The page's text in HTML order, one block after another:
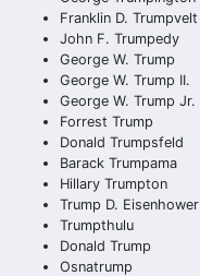
Franklin D. Trumpvelt
John F. Trumpedy
George W. Trump
George W. Trump II.
George W. Trump Jr.
Forrest Trump
Donald Trumpsfeld
Barack Trumpama
Hillary Trumpton
Trump D. Eisenhower
Trumpthulu
Donald Trump
Osnatrump